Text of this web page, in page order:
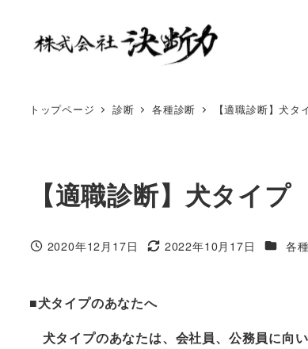
トップページ 診断 各種診断 【適職診断】犬タ
【適職診断】犬タイプ
2020年12月17日 2022年10月17日 各
■犬タイプのあなたへ
犬タイプのあなたは、会社員、公務員に向い